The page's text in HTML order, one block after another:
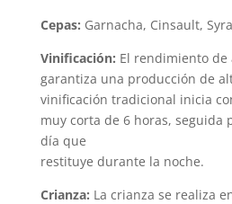
Cepas: Garnacha, Cinsault,
Vinificación: El rendimiento de
garantiza una producción de
vinificación tradicional inicia
muy corta de 6 horas, seguida
día que
restituye durante la noche.
Crianza: La crianza se realiza